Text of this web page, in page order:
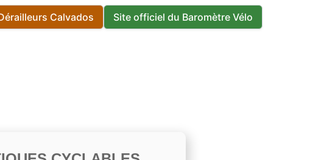
Calvados Site officiel du Baromètre Vélo